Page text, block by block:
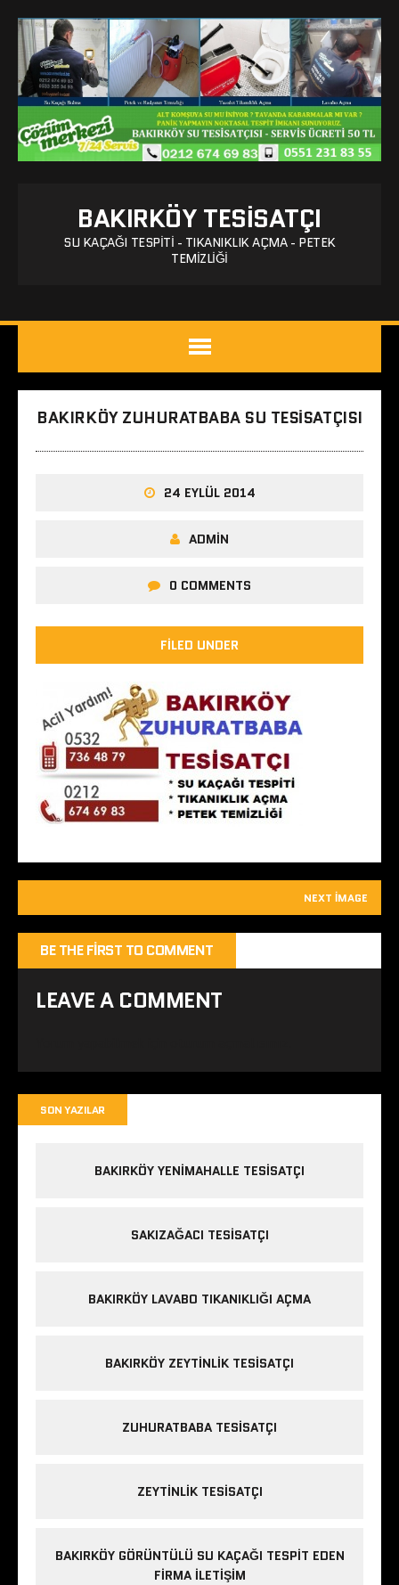
BAKIRKÖY TESISATÇI
SU KAÇAĞI TESPITI - TIKANIKLIK AÇMA - PETEK
TEMIZLIĞI
BAKIRKÖY ZUHURATBABA SU TESISATÇISI
24 EYLÜL 2014
ADMIN
0 COMMENTS
FILED UNDER
NEXT IMAGE
BE THE FIRST TO COMMENT
LEAVE A COMMENT
SON YAZILAR
BAKIRKÖY YENIMAHALLE TESISATÇI
SAKIZAĞACI TESISATÇI
BAKIRKÖY LAVABO TIKANIKLIĞI AÇMA
BAKIRKÖY ZEYTINLIK TESISATÇI
ZUHURATBABA TESISATÇI
ZEYTINLIK TESISATÇI
BAKIRKÖY GÖRÜNTÜLÜ SU KAÇAĞI TESPIT EDEN
FIRMA ILETIŞIM